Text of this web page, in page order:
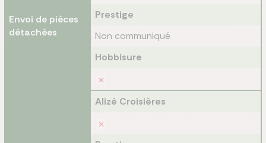
Envoi de pièces
détachées
Prestige
Non communiqué
Hobbisure
Alizé Croisières